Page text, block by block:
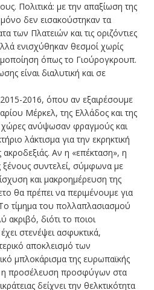
Πολιτικά: με την απαξίωση της
δεν εισακούστηκαν τα
των Πλατειών και τις οριζόντιες
ενισχύθηκαν θεσμοί χωρίς
όπως το Γιούρογκρουπ.
είναι διαλυτική και σε
2016, όπου αν εξαιρέσουμε
Μέρκελ, της Ελλάδος και της
χώρες ανύψωσαν φραγμούς και
λάκτισμα για την εκρηκτική
Αν η «επέκταση», η
ξένους συντελεί, σύμφωνα με
και μακροημέρευση της
θα πρέπει να περιμένουμε για
τίμημα του πολλαπλασιασμού
διότι το ποιοι
στενέψει ασφυκτικά,
αποκλεισμό των
μπλοκάρισμα της ευρωπαϊκής
η προσέλευση προσφύγων στα
δείχνει την θελκτικότητα